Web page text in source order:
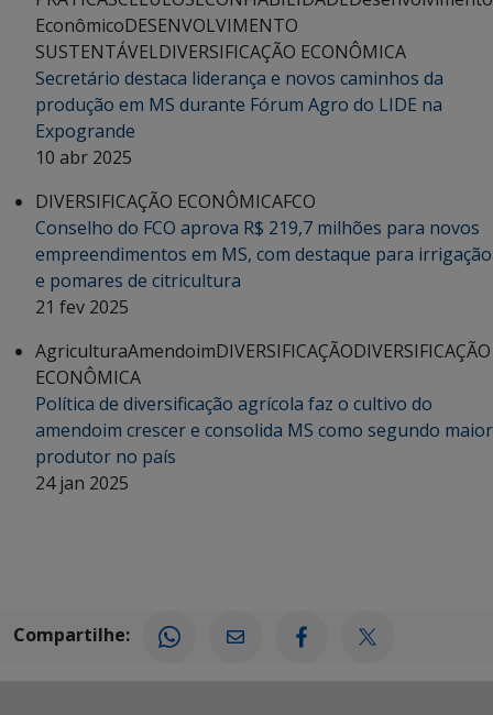
EconômicoDESENVOLVIMENTO
SUSTENTÁVELDIVERSIFICAÇÃO ECONÔMICA
Secretário destaca liderança e novos caminhos da
produção em MS durante Fórum Agro do LIDE na
Expogrande
10 abr 2025
DIVERSIFICAÇÃO ECONÔMICAFCO
Conselho do FCO aprova R$ 219,7 milhões para novos
empreendimentos em MS, com destaque para irrigação
e pomares de citricultura
21 fev 2025
AgriculturaAmendoimDIVERSIFICAÇÃODIVERSIFICAÇÃO
ECONÔMICA
Política de diversificação agrícola faz o cultivo do
amendoim crescer e consolida MS como segundo maior
produtor no país
24 jan 2025
Compartilhe: